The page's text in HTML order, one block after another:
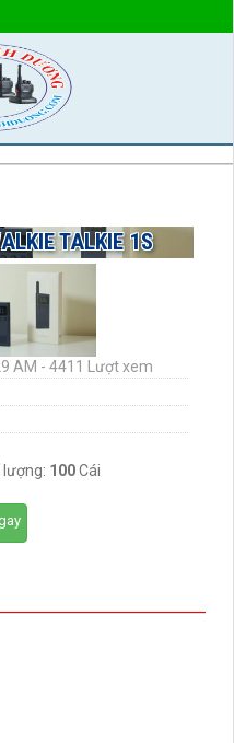
TALKIE 1S
AM - 4411 Lượt xem
lượng: 100Cái